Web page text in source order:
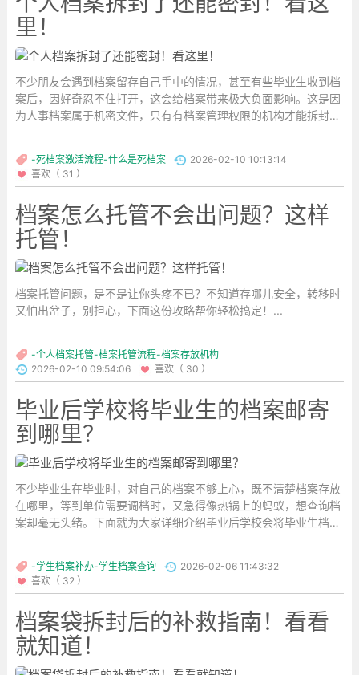
里！
不少朋友会遇到档案留存自己手中的情况，甚至有些毕业生收到档
案后，因好奇忍不住打开，这会给档案带来极大负面影响。这是因
为人事档案属于机密文件，只有有档案管理权限的机构才能拆封。
-死档案激活流程-什么是死档案
2026-02-10 10:13:14
喜欢（ 31 ）
档案怎么托管不会出问题？这样
托管！
档案托管问题，是不是让你头疼不已？不知道存哪儿安全，转移时
又怕出岔子，别担心，下面这份攻略帮你轻松搞定！...
-个人档案托管-档案托管流程-档案存放机构
2026-02-10 09:54:06
喜欢（ 30 ）
毕业后学校将毕业生的档案邮寄
到哪里？
不少毕业生在毕业时，对自己的档案不够上心，既不清楚档案存放
在哪里，等到单位需要调档时，又急得像热锅上的蚂蚁，想查询档
案却毫无头绪。下面就为大家详细介绍毕业后学校会将毕业生档案
-学生档案补办-学生档案查询
2026-02-06 11:43:32
喜欢（ 32 ）
档案袋拆封后的补救指南！看看
就知道！